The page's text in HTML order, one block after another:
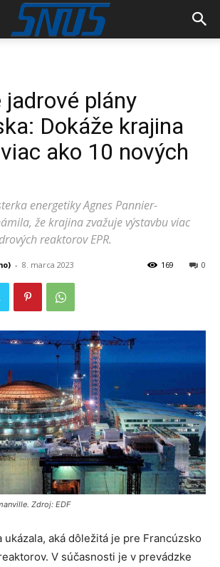
jadrové plány
Dokáže krajina
ako 10 nových
energetiky Agnes Pannier-
že krajina zvažuje výstavbu viac
reaktorov EPR.
- 8. marca 2023 0
169
Zdroj: EDF
ukázala, aká dôležitá je pre Francúzsko
V súčasnosti je v prevádzke